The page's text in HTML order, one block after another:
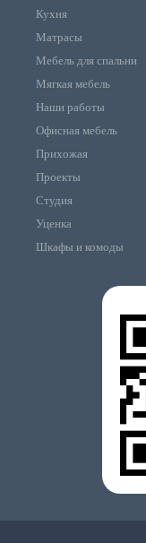
Кухня
Матрасы
Мебель для спальни
Мягкая мебель
Наши работы
Офисная мебель
Прихожая
Проекты
Студия
Уценка
Шкафы и комоды